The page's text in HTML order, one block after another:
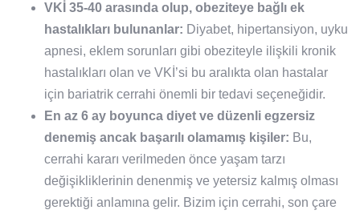
VKİ 35-40 arasında olup, obeziteye bağlı ek
hastalıkları bulunanlar: Diyabet, hipertansiyon, uyku
apnesi, eklem sorunları gibi obeziteyle ilişkili kronik
hastalıkları olan ve VKİ’si bu aralıkta olan hastalar
için bariatrik cerrahi önemli bir tedavi seçeneğidir.
En az 6 ay boyunca diyet ve düzenli egzersiz
denemiş ancak başarılı olamamış kişiler: Bu,
cerrahi kararı verilmeden önce yaşam tarzı
değişikliklerinin denenmiş ve yetersiz kalmış olması
gerektiği anlamına gelir. Bizim için cerrahi, son çare